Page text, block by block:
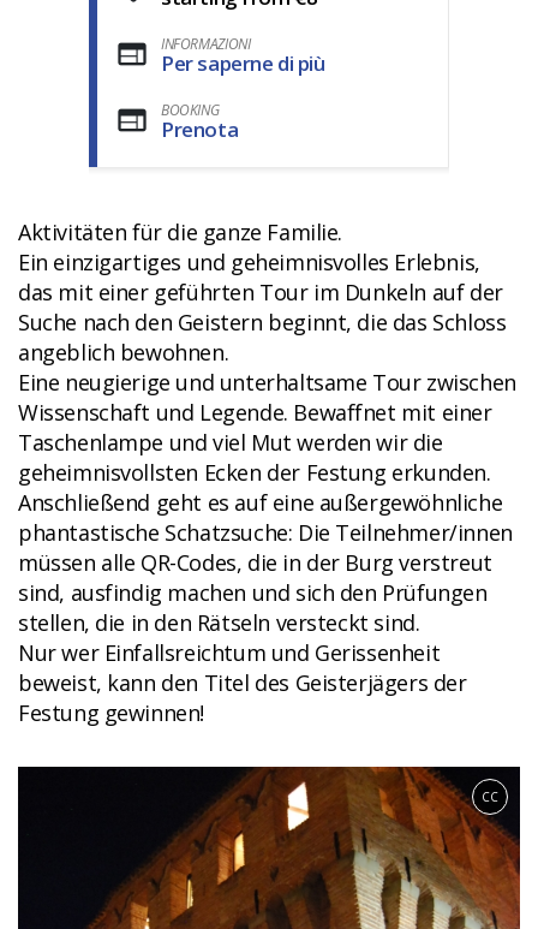
INFORMAZIONI
Per saperne di più
BOOKING
Prenota
Aktivitäten für die ganze Familie.
Ein einzigartiges und geheimnisvolles Erlebnis,
das mit einer geführten Tour im Dunkeln auf der
Suche nach den Geistern beginnt, die das Schloss
angeblich bewohnen.
Eine neugierige und unterhaltsame Tour zwischen
Wissenschaft und Legende. Bewaffnet mit einer
Taschenlampe und viel Mut werden wir die
geheimnisvollsten Ecken der Festung erkunden.
Anschließend geht es auf eine außergewöhnliche
phantastische Schatzsuche: Die Teilnehmer/innen
müssen alle QR-Codes, die in der Burg verstreut
sind, ausfindig machen und sich den Prüfungen
stellen, die in den Rätseln versteckt sind.
Nur wer Einfallsreichtum und Gerissenheit
beweist, kann den Titel des Geisterjägers der
Festung gewinnen!
CC